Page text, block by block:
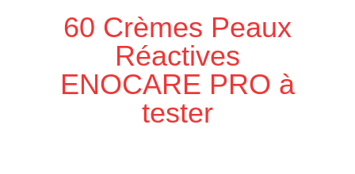
60 Crèmes Peaux
Réactives
ENOCARE PRO à
tester